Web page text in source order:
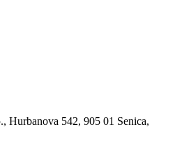
542, 905 01 Senica,